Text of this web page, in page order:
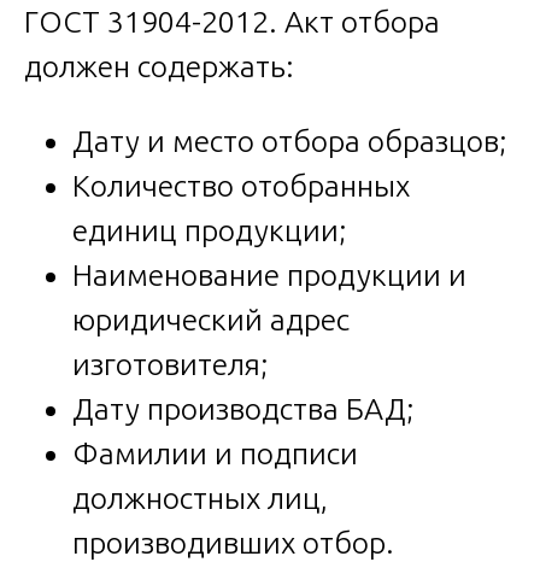
ГОСТ 31904-2012. Акт отбора
должен содержать:
Дату и место отбора образцов;
Количество отобранных
единиц продукции;
Наименование продукции и
юридический адрес
изготовителя;
Дату производства БАД;
Фамилии и подписи
должностных лиц,
производивших отбор.